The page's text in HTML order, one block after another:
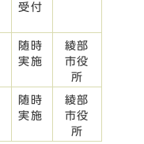
受付
随時
実施
綾部
市役
所
随時
実施
綾部
市役
所